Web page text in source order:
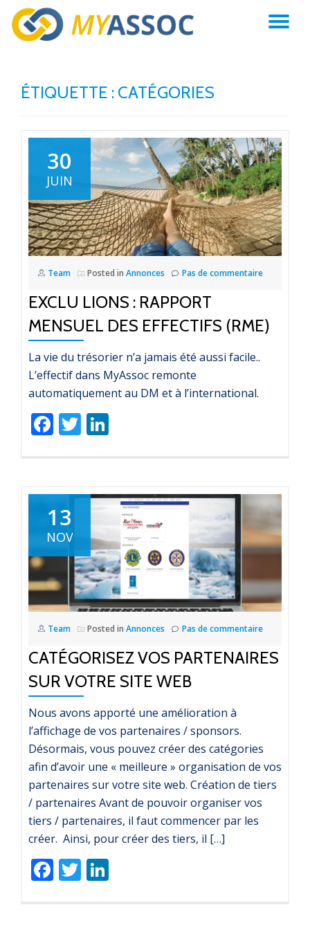
Aller
ÉTIQUETTE : CATÉGORIES
30
JUIN
Team Posted in Annonces Pas de commentaire
EXCLU LIONS : RAPPORT
MENSUEL DES EFFECTIFS (RME)
La vie du trésorier n’a jamais été aussi facile..
L’effectif dans MyAssoc remonte
automatiquement au DM et à l’international.
Facebook
Twitter
13
NOV
Team Posted in Annonces Pas de commentaire
CATÉGORISEZ VOS PARTENAIRES
SUR VOTRE SITE WEB
Nous avons apporté une amélioration à
l’affichage de vos partenaires / sponsors.
Désormais, vous pouvez créer des catégories
afin d’avoir une « meilleure » organisation de vos
partenaires sur votre site web. Création de tiers
/ partenaires Avant de pouvoir organiser vos
tiers / partenaires, il faut commencer par les
créer. Ainsi, pour créer des tiers, il […]
Facebook
Twitter